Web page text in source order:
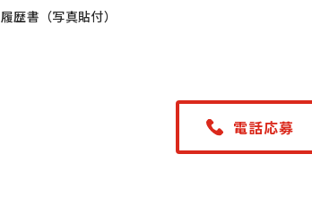
履歴書（写真貼付）
電話応募